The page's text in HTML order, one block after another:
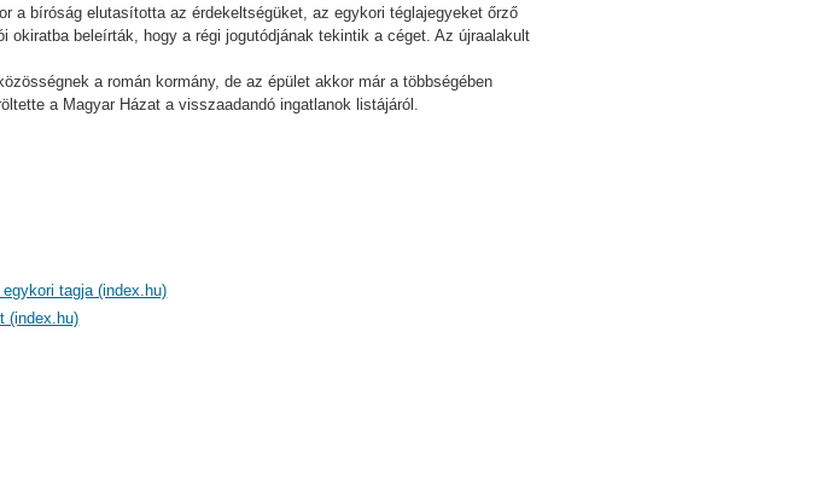
a bíróság elutasította az érdekeltségüket, az egykori téglajegyeket őrző
beleírták, hogy a régi jogutódjának tekintik a céget. Az újraalakult
a román kormány, de az épület akkor már a többségében
a Magyar Házat a visszaadandó ingatlanok listájáról.
tagja (index.hu)
(index.hu)